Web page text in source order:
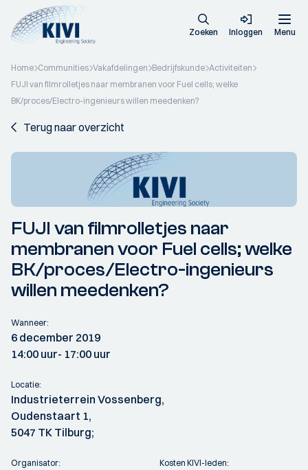
Zoeken Inloggen Menu
Home Communities Vakafdelingen Bedrijfskunde Activiteiten
FUJI van filmrolletjes naar membranen voor Fuel cells; welke
BK/proces/Electro-ingenieurs willen meedenken?
Terug naar overzicht
FUJI van filmrolletjes naar
membranen voor Fuel cells; welke
BK/proces/Electro-ingenieurs
willen meedenken?
Wanneer:
6 december 2019
14:00 uur- 17:00 uur
Locatie:
Industrieterrein Vossenberg,
Oudenstaart 1,
5047 TK Tilburg;
Organisator: Kosten KIVI-leden: